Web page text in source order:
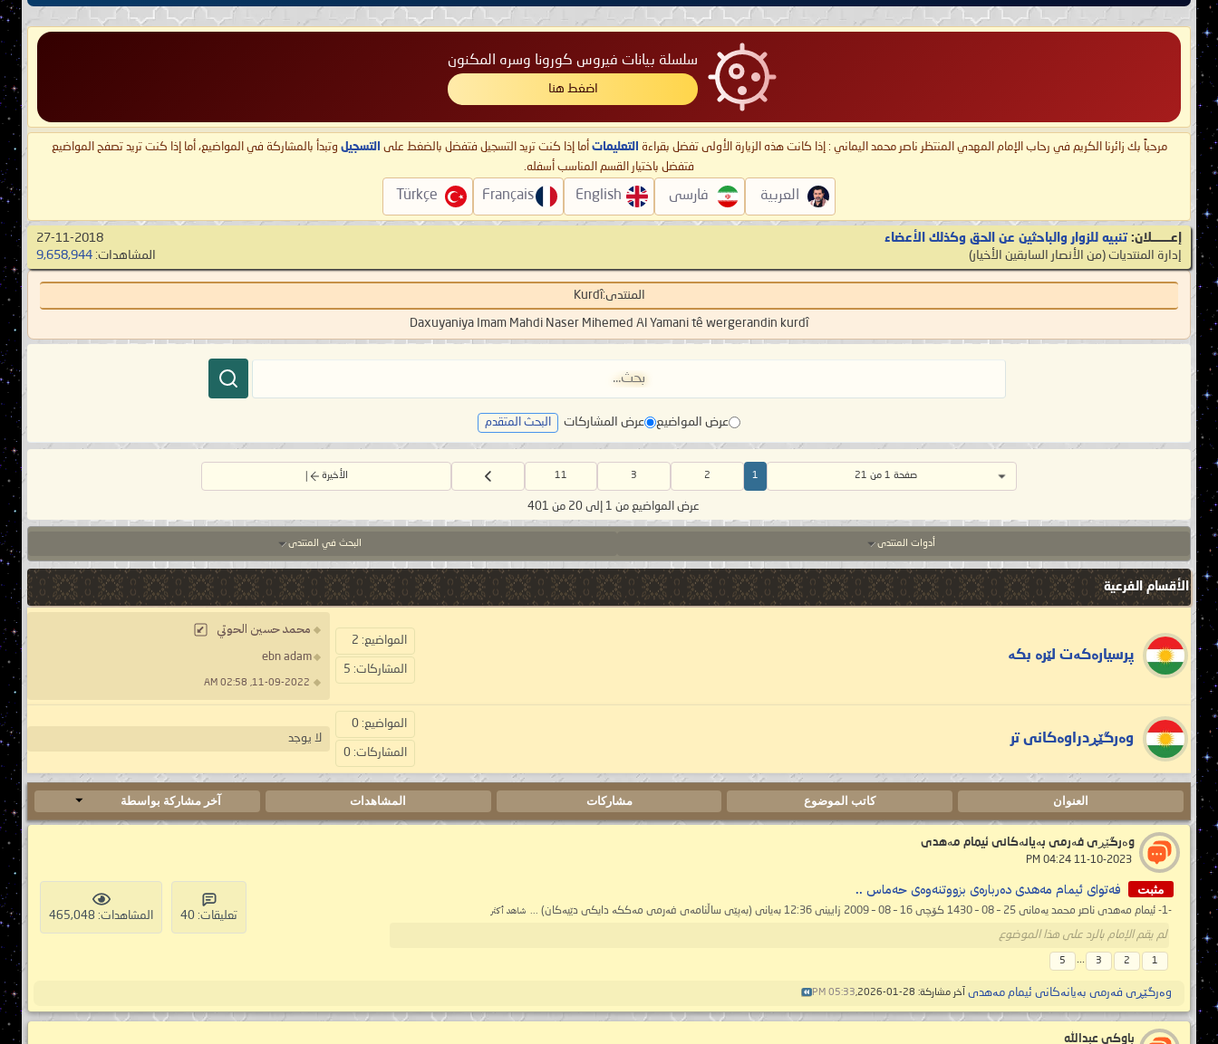
سلسلة بيانات فيروس كورونا وسره المكنون
اضغط هنا
مرحباً بك زائرنا الكريم في رحاب الإمام المهدي المنتظر ناصر محمد اليماني : إذا كانت هذه الزيارة الأولى تفضل بقراءة التعليمات أما إذا كنت تريد التسجيل فتفضل بالضغط على التسجيل وتبدأ بالمشاركة في المواضيع، أما إذا كنت تريد تصفح المواضيع
فتفضل باختيار القسم المناسب أسفله.
العربية فارسی English
Français
Türkçe
إعـــــــلان: تنبيه للزوار والباحثين عن الحق وكذلك الأعضاء
إدارة المنتديات ‏(من الأنصار السابقين الأخيار)
27-11-2018
المشاهدات: 9,658,944
المنتدى:Kurdî
Daxuyaniya Imam Mahdi Naser Mihemed Al Yamani tê wergerandin kurdî
عرض المواضيع عرض المشاركات البحث المتقدم
صفحة 1 من 21 1
2
3
11 الأخيرة
عرض المواضيع من 1 إلى 20 من 401
أدوات المنتدى البحث في المنتدى
الأقسام الفرعية
پرسیارەکەت لێرە بکە
المواضيع: 2
المشاركات: 5
محمد حسين الحوتي
ebn adam
11-09-2022, 02:58 AM
وەرگێڕدراوەکانی تر
المواضيع: 0
المشاركات: 0
لا يوجد
العنوان كاتب الموضوع مشاركات المشاهدات آخر مشاركة بواسطة
وەرگێڕی فەرمی بەیانەکانی ئیمام مەهدی
مثبت فەتوای ئیمام مەهدی دەربارەی بزووتنەوەی حەماس ..
-1- ئیمام مەهدی ناصر محمد یەمانی 25 – 08 – 1430 کۆچی 16 – 08 – 2009 زایینی 12:36 بەیانی (بەپێی ساڵنامەی فەرمی مەککە دایکی دێیەکان) ... شاهد أكثر
لم يقم الإمام بالرد على هذا الموضوع
1
2
3
...
5
تعليقات: 40 المشاهدات: 465,048
وەرگێڕی فەرمی بەیانەکانی ئیمام مەهدی آخر مشاركة: 28-01-2026, 05:33 PM
باوكى عبدالله